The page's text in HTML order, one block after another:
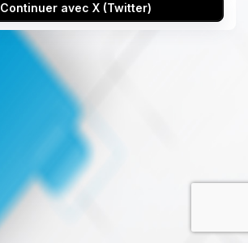
Continuer avec X (Twitter)